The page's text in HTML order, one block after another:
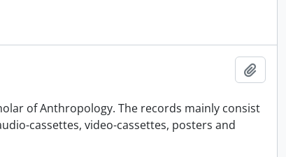
of Anthropology. The records mainly consist
cassettes, video-cassettes, posters and